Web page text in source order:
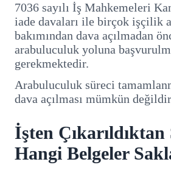
7036 sayılı İş Mahkemeleri
iade davaları ile birçok işçilik
bakımından dava açılmadan
arabuluculuk yoluna
gerekmektedir.
Arabuluculuk süreci
dava açılması mümkün
İşten Çıkarıldıktan
Hangi Belgeler